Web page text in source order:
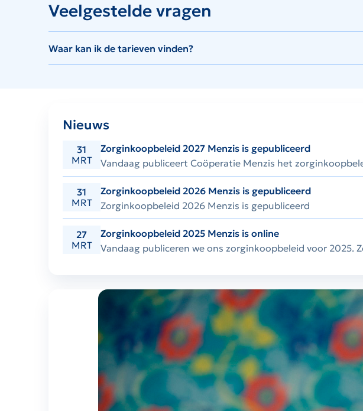
Veelgestelde vragen
Waar kan ik de tarieven vinden?
Nieuws
31
MRT
Zorginkoopbeleid 2027 Menzis is gepubliceerd
Vandaag publiceert Coöperatie Menzis het
31
MRT
Zorginkoopbeleid 2026 Menzis is gepubliceerd
Zorginkoopbeleid 2026 Menzis is gepubliceerd
27
MRT
Zorginkoopbeleid 2025 Menzis is online
Vandaag publiceren we ons zorginkoopbeleid voor 2025.